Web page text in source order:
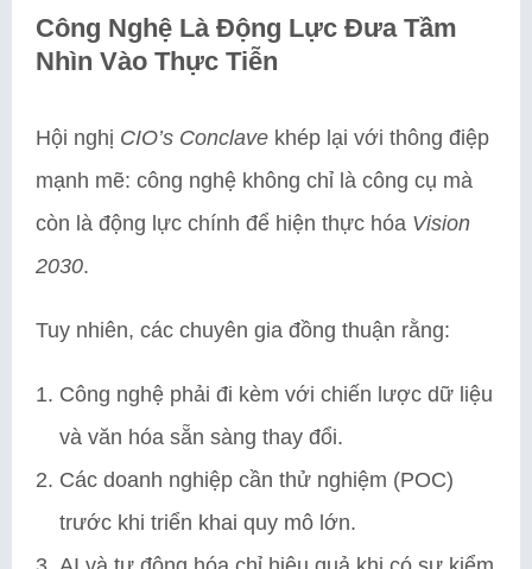
Công Nghệ Là Động Lực Đưa Tầm
Nhìn Vào Thực Tiễn
Hội nghị CIO’s Conclave khép lại với thông điệp
mạnh mẽ: công nghệ không chỉ là công cụ mà
còn là động lực chính để hiện thực hóa Vision
2030.
Tuy nhiên, các chuyên gia đồng thuận rằng:
Công nghệ phải đi kèm với chiến lược dữ liệu
và văn hóa sẵn sàng thay đổi.
Các doanh nghiệp cần thử nghiệm (POC)
trước khi triển khai quy mô lớn.